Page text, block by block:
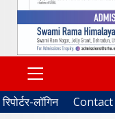
PRIMARY
MENU
रिपोर्टर-लॉगिन Contact